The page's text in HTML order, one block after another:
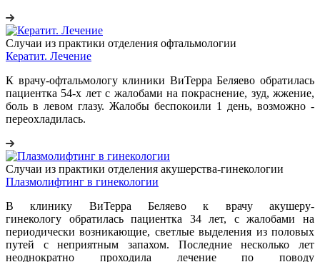
Случаи из практики отделения офтальмологии
Кератит. Лечение
К врачу-офтальмологу клиники ВиТерра Беляево обратилась
пациентка 54-х лет с жалобами на покраснение, зуд, жжение,
боль в левом глазу. Жалобы беспокоили 1 день, возможно -
переохладилась.
Случаи из практики отделения акушерства-гинекологии
Плазмолифтинг в гинекологии
В клинику ВиТерра Беляево к врачу акушеру-
гинекологу обратилась пациентка 34 лет, с жалобами на
периодически возникающие, светлые выделения из половых
путей с неприятным запахом. Последние несколько лет
неоднократно проходила лечение по поводу